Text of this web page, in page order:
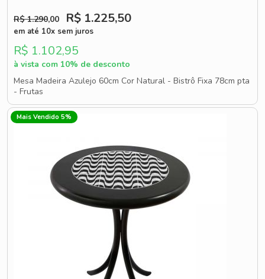
R$ 1.290,00 R$ 1.225,50
em até 10x sem juros
R$ 1.102,95
à vista com 10% de desconto
Mesa Madeira Azulejo 60cm Cor Natural - Bistrô Fixa 78cm pta
- Frutas
Mais Vendido 5%